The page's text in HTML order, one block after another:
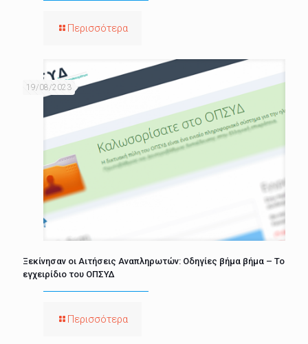
Περισσότερα
19/08/2023
Ξεκίνησαν οι Αιτήσεις Αναπληρωτών: Οδηγίες βήμα βήμα – Το
εγχειρίδιο του ΟΠΣΥΔ
Περισσότερα